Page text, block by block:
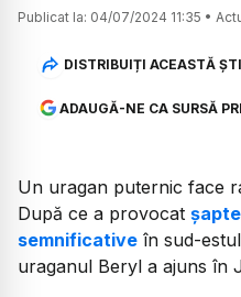
Publicat la: 04/07/2024 11:35 •
DISTRIBUIȚI ACEASTĂ
ADAUGĂ-NE CA SURSĂ
Un uragan puternic face
După ce a provocat
semnificative în sud-
uraganul Beryl a ajuns în